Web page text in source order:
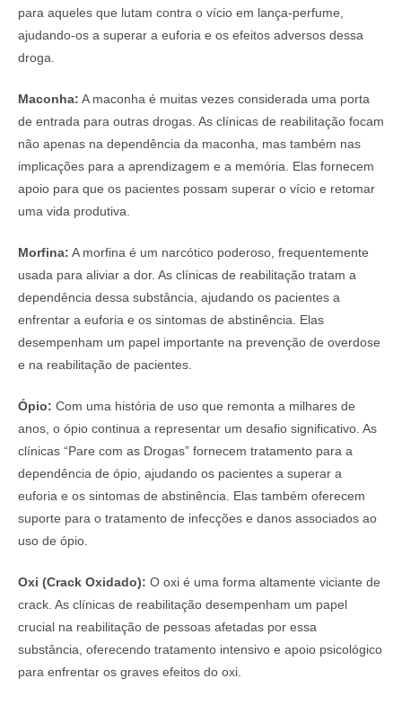
para aqueles que lutam contra o vício em lança-perfume,
ajudando-os a superar a euforia e os efeitos adversos dessa
droga.
Maconha: A maconha é muitas vezes considerada uma porta
de entrada para outras drogas. As clínicas de reabilitação focam
não apenas na dependência da maconha, mas também nas
implicações para a aprendizagem e a memória. Elas fornecem
apoio para que os pacientes possam superar o vício e retomar
uma vida produtiva.
Morfina: A morfina é um narcótico poderoso, frequentemente
usada para aliviar a dor. As clínicas de reabilitação tratam a
dependência dessa substância, ajudando os pacientes a
enfrentar a euforia e os sintomas de abstinência. Elas
desempenham um papel importante na prevenção de overdose
e na reabilitação de pacientes.
Ópio: Com uma história de uso que remonta a milhares de
anos, o ópio continua a representar um desafio significativo. As
clínicas “Pare com as Drogas” fornecem tratamento para a
dependência de ópio, ajudando os pacientes a superar a
euforia e os sintomas de abstinência. Elas também oferecem
suporte para o tratamento de infecções e danos associados ao
uso de ópio.
Oxi (Crack Oxidado): O oxi é uma forma altamente viciante de
crack. As clínicas de reabilitação desempenham um papel
crucial na reabilitação de pessoas afetadas por essa
substância, oferecendo tratamento intensivo e apoio psicológico
para enfrentar os graves efeitos do oxi.